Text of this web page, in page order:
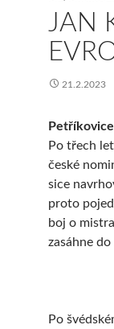
JAN
21.2.2023
Po třech
české
sice
proto
boj o
zasáhne
Po